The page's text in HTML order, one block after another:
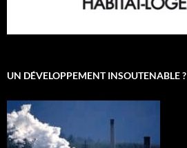
UN DÉVELOPPEMENT INSOUTENABLE ?